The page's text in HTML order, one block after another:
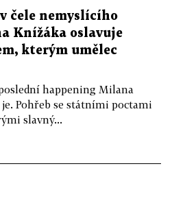
čele nemyslícího
Knížáka oslavuje
kterým umělec
happening Milana
Pohřeb se státními poctami
slavný...